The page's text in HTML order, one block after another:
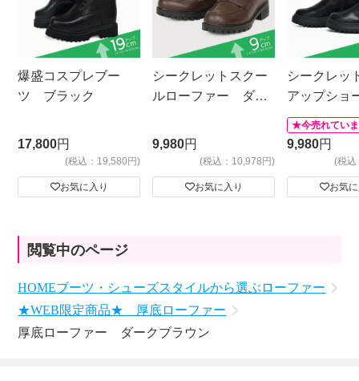
爆盛コスプレブー
ツ ブラック
17,800円
(税込：19,580円)
お気に入り
シークレットスクー
ルローファー ダー
9,980円
(税込：10,978円)
お気に入り
シークレッ
アップショ
ツ プレー
プ ブラッ
★今売れてい
9,980円
(税
お気
閲覧中のページ
HOMEブーツ・シューズスタイルから選ぶ ローファー
★WEB限定商品★ 厚底ローファー
厚底ローファー ダークブラウン